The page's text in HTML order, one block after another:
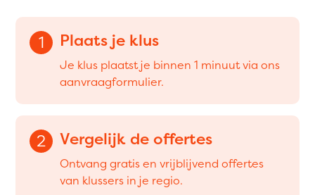
1 Plaats je klus
Je klus plaatst je binnen 1 minuut via ons
aanvraagformulier.
2 Vergelijk de offertes
Ontvang gratis en vrijblijvend offertes
van klussers in je regio.